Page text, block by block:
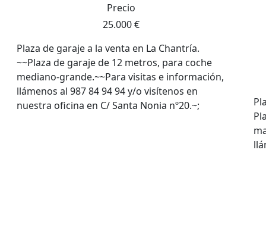
Precio
25.000 €
Plaza de garaje a la venta en La Chantría.
~~Plaza de garaje de 12 metros, para coche
mediano-grande.~~Para visitas e información,
llámenos al 987 84 94 94 y/o visítenos en
nuestra oficina en C/ Santa Nonia nº20.~;